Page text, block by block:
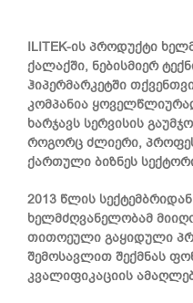
ILITEK-ის პროდუქტი
ქალაქში, ნებისმიერ
ჰიპერმარკეტში
კომპანია
ხარჯავს სერვისის
როგორც ძლიერი,
ქართული ბიზნეს
2013 წლის
ხელმძღვანელობამ
თითოეული გაყიდული
შემოსავლით შექმნას
კვალიფიკაციის